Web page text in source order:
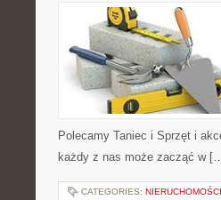
Polecamy Taniec i Sprzęt i
każdy z nas może zacząć w
CATEGORIES: NIERUCHOMOŚCI